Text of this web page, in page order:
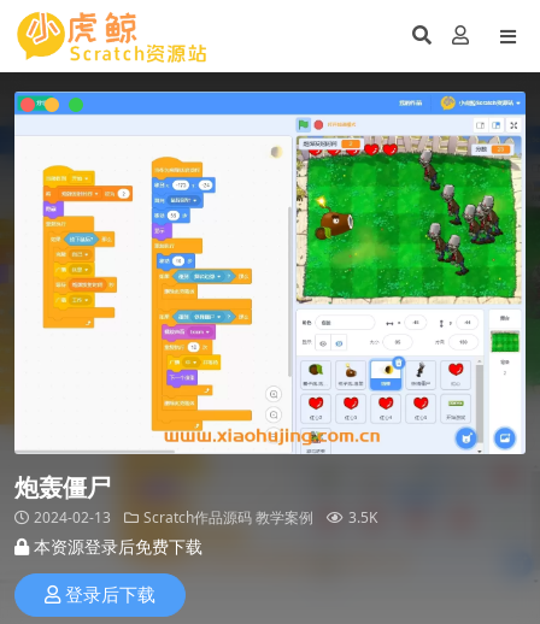
炮轰僵尸
2024-02-13 Scratch作品源码教学案例 3.5K
本资源登录后免费下载
登录后下载